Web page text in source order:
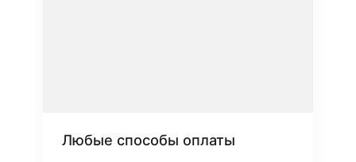
Любые способы оплаты